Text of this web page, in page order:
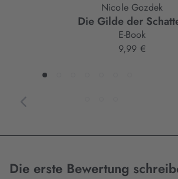
Nicole Gozdek
Die Gilde der
E-Book
9,99 €
Die erste Bewertung